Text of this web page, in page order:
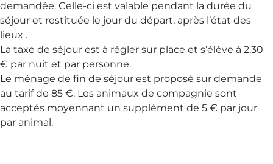
demandée. Celle-ci est valable pendant la durée du
séjour et restituée le jour du départ, après l’état des
lieux .
La taxe de séjour est à régler sur place et s’élève à 2,30
€ par nuit et par personne.
Le ménage de fin de séjour est proposé sur demande
au tarif de 85 €. Les animaux de compagnie sont
acceptés moyennant un supplément de 5 € par jour
par animal.